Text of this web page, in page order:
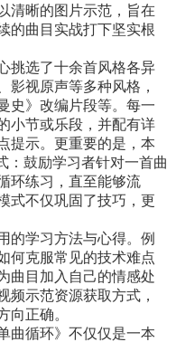
清晰的图片示范，旨在
的曲目实战打下坚实根
挑选了十余首风格各异
影视原声等多种风格，
史》改编片段等。每一
小节或乐段，并配有详
提示。更重要的是，本
：鼓励学习者针对一首曲
环练习，直至能够流
式不仅巩固了技巧，更
的学习方法与心得。例
何克服常见的技术难点
曲目加入自己的情感处
频示范资源获取方式，
向正确。
曲循环》不仅仅是一本